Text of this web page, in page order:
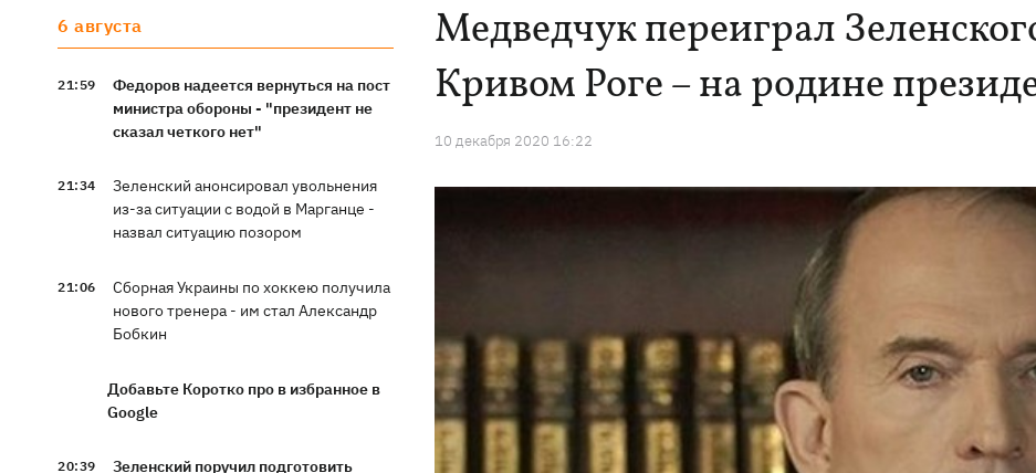
6 августа
21:59
Федоров надеется вернуться на пост
министра обороны - "президент не
сказал четкого нет"
21:34
Зеленский анонсировал увольнения
из-за ситуации с водой в Марганце -
назвал ситуацию позором
21:06
Сборная Украины по хоккею получила
нового тренера - им стал Александр
Бобкин
Добавьте Коротко про в избранное в
Google
20:39
Зеленский поручил подготовить
Медведчук переиграл
Кривом Роге – на родине
10 декабря 2020 16:22